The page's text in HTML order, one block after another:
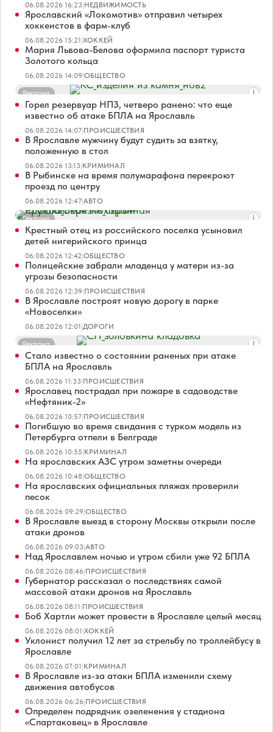
06.08.2026 16:23|НЕДВИЖИМОСТЬ
Ярославский «Локомотив» отправил четырех
хоккеистов в фарм-клуб
06.08.2026 15:21|ХОККЕЙ
Мария Львова-Белова оформила паспорт туриста
Золотого кольца
06.08.2026 14:09|ОБЩЕСТВО
Реклама
Горел резервуар НПЗ, четверо ранено: что еще
известно об атаке БПЛА на Ярославль
06.08.2026 14:07|ПРОИСШЕСТВИЯ
В Ярославле мужчину будут судить за взятку,
положенную в стол
06.08.2026 13:13|КРИМИНАЛ
В Рыбинске на время полумарафона перекроют
проезд по центру
06.08.2026 12:47|АВТО
Реклама
Крестный отец из российского поселка усыновил
детей нигерийского принца
06.08.2026 12:42|ОБЩЕСТВО
Полицейские забрали младенца у матери из-за
угрозы безопасности
06.08.2026 12:39|ПРОИСШЕСТВИЯ
В Ярославле построят новую дорогу в парке
«Новоселки»
06.08.2026 12:01|ДОРОГИ
Реклама
Стало известно о состоянии раненых при атаке
БПЛА на Ярославль
06.08.2026 11:33|ПРОИСШЕСТВИЯ
Ярославец пострадал при пожаре в садоводстве
«Нефтяник-2»
06.08.2026 10:57|ПРОИСШЕСТВИЯ
Погибшую во время свидания с турком модель из
Петербурга отпели в Белграде
06.08.2026 10:55|КРИМИНАЛ
На ярославских АЗС утром заметны очереди
06.08.2026 10:48|ОБЩЕСТВО
На ярославских официальных пляжах проверили
песок
06.08.2026 09:29|ОБЩЕСТВО
В Ярославле выезд в сторону Москвы открыли после
атаки дронов
06.08.2026 09:03|АВТО
Над Ярославлем ночью и утром сбили уже 92 БПЛА
06.08.2026 08:46|ПРОИСШЕСТВИЯ
Губернатор рассказал о последствиях самой
массовой атаки дронов на Ярославль
06.08.2026 08:11|ПРОИСШЕСТВИЯ
Боб Хартли может провести в Ярославле целый месяц
06.08.2026 08:01|ХОККЕЙ
Уклонист получил 12 лет за стрельбу по троллейбусу в
Ярославле
06.08.2026 07:01|КРИМИНАЛ
В Ярославле из-за атаки БПЛА изменили схему
движения автобусов
06.08.2026 06:26|ПРОИСШЕСТВИЯ
Определен подрядчик озеленения у стадиона
«Спартаковец» в Ярославле